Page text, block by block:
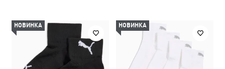
НОВИНКА НОВИНКА